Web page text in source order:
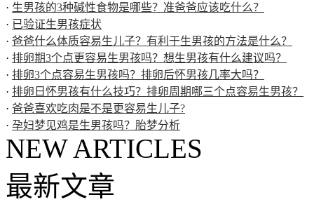
· 生男孩的3种碱性食物是哪些？准爸爸应该吃什么？
· 已验证生男孩症状
· 爸爸什么体质容易生儿子？有利于生男孩的方法是什么？
· 排卵期3个点更容易生男孩吗？想生男孩有什么建议吗？
· 排卵3个点容易生男孩吗？排卵后怀男孩几率大吗？
· 排卵日怀男孩有什么技巧？排卵周期哪三个点容易生男孩？
· 爸爸喜欢吃肉是不是更容易生儿子?
· 孕妇梦见鸡是生男孩吗？胎梦分析
NEW ARTICLES
最新文章